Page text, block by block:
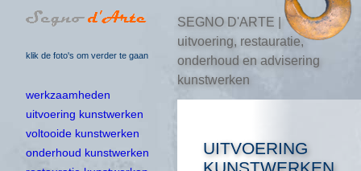
klik de foto's om verder te gaan
SEGNO D'ARTE |
uitvoering, restauratie,
onderhoud en advisering
kunstwerken
werkzaamheden
uitvoering kunstwerken
voltooide kunstwerken
onderhoud kunstwerken
UITVOERING
KUNSTWERKEN